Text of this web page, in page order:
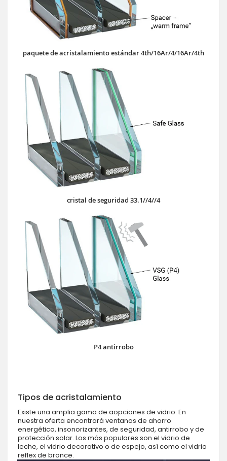
paquete de acristalamiento estándar 4th/16Ar/4/16Ar/4th
cristal de seguridad 33.1//4//4
P4 antirrobo
Tipos de acristalamiento
Existe una amplia gama de aopciones de vidrio. En
nuestra oferta encontrará ventanas de ahorro
energético, insonorizantes, de seguridad, antirrobo y de
protección solar. Los más populares son el vidrio de
leche, el vidrio decorativo o de espejo, así como el vidrio
reflex de bronce.